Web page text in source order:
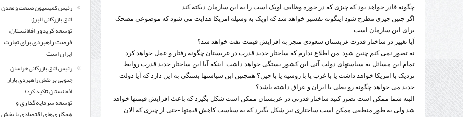
چگونه قادر خواهد بود که چیزی که در حوزه وظایف اوپک است را به این سازمان دیکته کند.
اگر چنین چیزی مطرح شود اینگونه تفسیر خواهد شد که اوپک به وسیله امریکا هدایت می شود که موضوعی مضحک
برای این سازمان است.
آیا تغییر در ساختار قدرت عربستان سعودی منجر به افزایش قیمت نفت خواهد شد؟
نه تصور نمی کنم چنین شود. من اطلاع ندارم که ساختار جدید قدرت در عربستان چگونه رفتار و عمل خواهد کرد.
تمام این مسائل به سیاستهای دولت آتی این کشور بستگی خواهد داشت. اینکه آیا این ساختار جدید قدرت روابط
نزدیک با امریکا خواهد داشت یا با غرب یا با روسیه یا با چین؟ همچنین این سیاستها بستگی به این دارد که آیا دولت
جدید می خواهد چگونه روابطی با ایران و عراق داشته باشد؟
البته شما ممکن است تصور کنید ساختار قدرتی در عربستان ممکن است شکل بگیرد که باعث افزایش قیمتها خواهد
شد ولی به طور منطقی ممکن است ساختاری نیز شکل بگیرد که به سیاست کاهش قیمتها -حتی از چیزی که الان
رئیس کمیسیون صنعت و معدن
اتاق بازرگانی البرز:
توسعه کریدور افغانستان،
فرصت راهبردی برای تجارت
ایران است
رئیس اتاق بازرگانی خراسان
جنوبی بر نقش راهبردی بازار
افغانستان تاکید کرد؛
توسعه سرمایه‌گذاری و
همکاری‌های اقتصادی با بخش